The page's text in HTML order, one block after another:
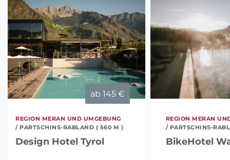
ab 145 €
REGION MERAN UND UMGEBUNG
/ PARTSCHINS-RABLAND ( 560 M )
Design Hotel Tyrol
REGION MERAN
/ PARTSCHINS-
BikeHotel